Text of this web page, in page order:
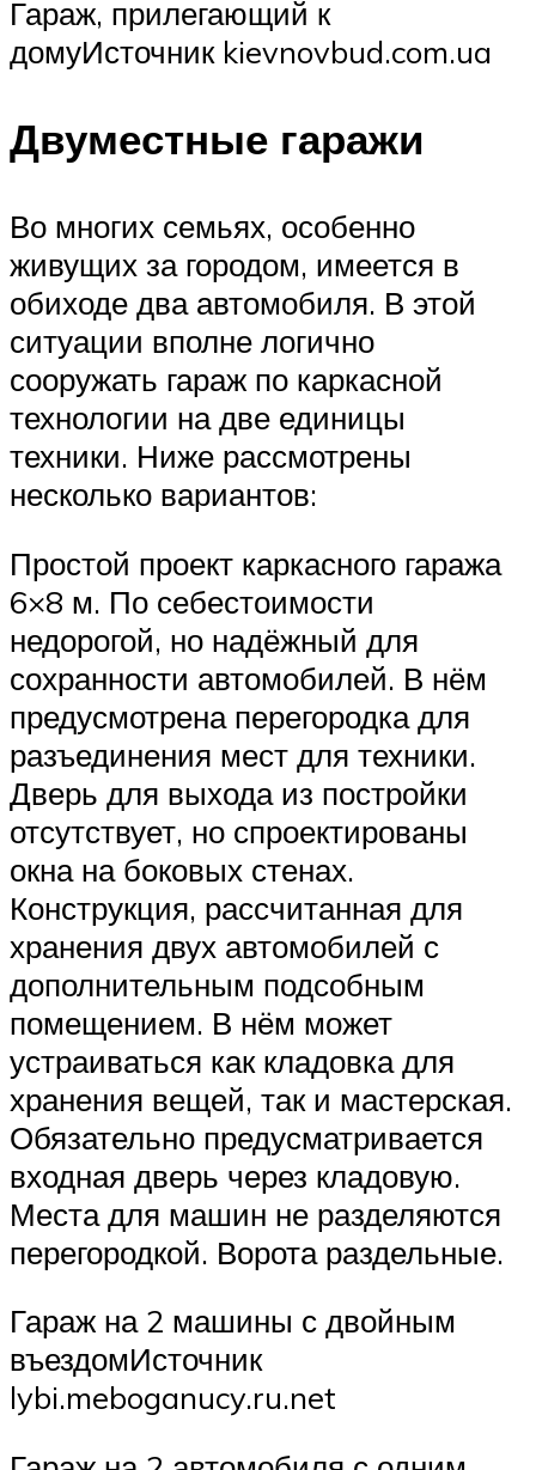
Гараж, прилегающий к
домуИсточник kievnovbud.com.ua
Двуместные гаражи
Во многих семьях, особенно
живущих за городом, имеется в
обиходе два автомобиля. В этой
ситуации вполне логично
сооружать гараж по каркасной
технологии на две единицы
техники. Ниже рассмотрены
несколько вариантов:
Простой проект каркасного гаража
6×8 м. По себестоимости
недорогой, но надёжный для
сохранности автомобилей. В нём
предусмотрена перегородка для
разъединения мест для техники.
Дверь для выхода из постройки
отсутствует, но спроектированы
окна на боковых стенах.
Конструкция, рассчитанная для
хранения двух автомобилей с
дополнительным подсобным
помещением. В нём может
устраиваться как кладовка для
хранения вещей, так и мастерская.
Обязательно предусматривается
входная дверь через кладовую.
Места для машин не разделяются
перегородкой. Ворота раздельные.
Гараж на 2 машины с двойным
въездомИсточник
lybi.meboganucy.ru.net